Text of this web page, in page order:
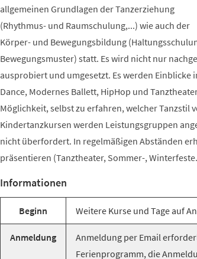
allgemeinen Grundlagen der Tanzerziehung
(Rhythmus- und Raumschulung,...) wie auch der
Körper- und Bewegungsbildung
Bewegungsmuster) statt. Es wird nicht nur
ausprobiert und umgesetzt. Es werden Einblicke
Dance, Modernes Ballett, HipHop und
Möglichkeit, selbst zu erfahren, welcher Tanzstil
Kindertanzkursen werden Leistungsgruppen
nicht überfordert. In regelmäßigen Abständen
präsentieren (Tanztheater, Sommer-,
Informationen
Beginn Weitere Kurse und Tage auf
Anmeldung
Anmeldung per Email
Ferienprogramm, die